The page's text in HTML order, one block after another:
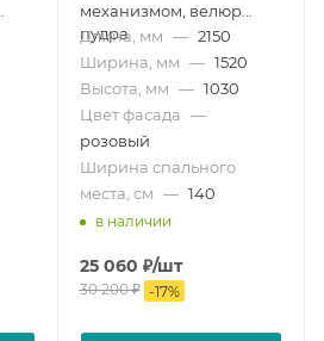
механизмом, велюр
пудра
Длина, мм — 2150
Ширина, мм — 1520
Высота, мм — 1030
Цвет фасада —
розовый
Ширина спального
места, см — 140
в наличии
25 060 ₽/шт
30 200₽ -17%